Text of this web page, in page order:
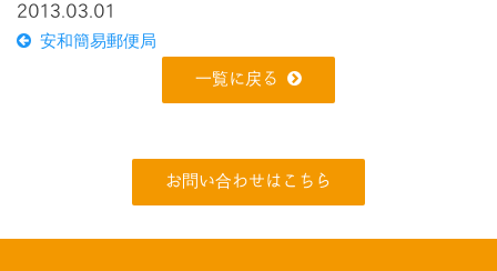
2013.03.01
安和簡易郵便局
一覧に戻る
お問い合わせはこちら